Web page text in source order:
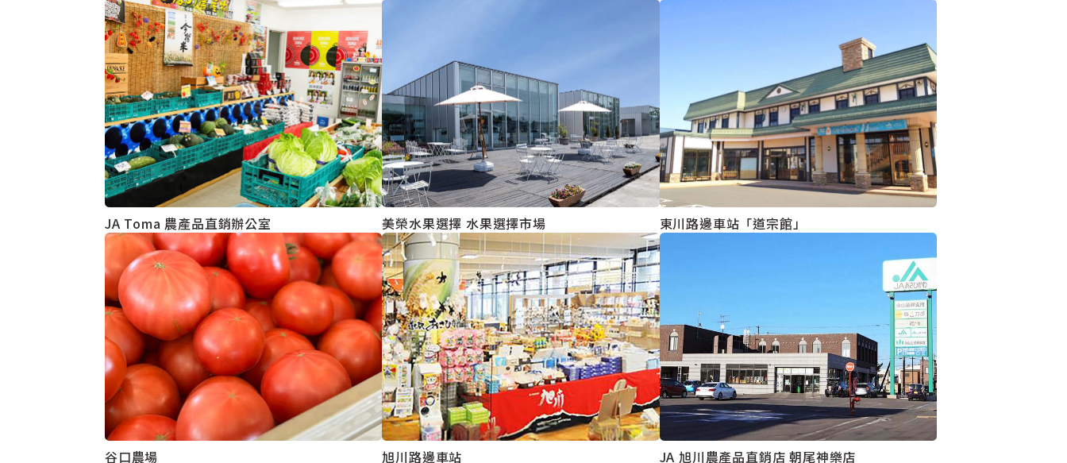
JA Toma 農產品直銷辦公室 美榮水果選擇 水果選擇市場 東川路邊車站「道宗館」
谷口農場 旭川路邊車站 JA 旭川農產品直銷店 朝尾神樂店